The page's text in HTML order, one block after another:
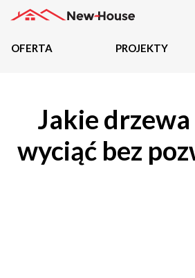
Oferta
Działki
OFERTA PROJEKTY
Jakie
wyciąć bez